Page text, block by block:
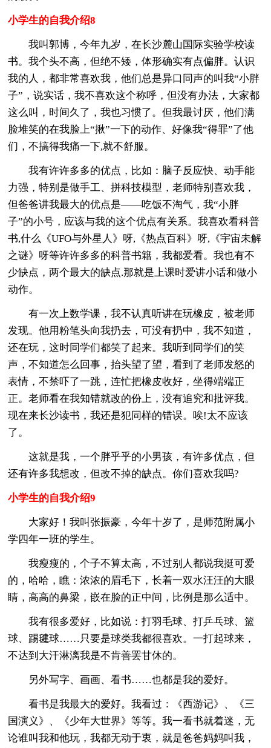
小学生的自我介绍8
我叫郭博，今年九岁，在长沙麓山国际实验学校读
书。我个头不高，但绝不矮，体形确实有点偏胖。认识
我的人，都非常喜欢我，他们总是异口同声的叫我“小胖
子”，说实话，我不喜欢这个称呼，但没有办法，大家都
这么叫，时间久了，我也习惯了。但我最讨厌，他们满
脸堆笑的在我脸上“揪”一下的动作、好像我“得罪”了他
们，不搞得我痛一下,就不舒服。
我有许许多多的优点，比如：脑子反应快、动手能
力强，特别是做手工、拼科技模型，老师特别喜欢我，
但爸爸讲我最大的优点是——吃饭不淘气，我“小胖
子”的小号，应该与我的这个优点有关系。我喜欢看科普
书,什么《UFO与外星人》呀,《热点百科》呀,《宇宙未解
之谜》呀等许许多多的科普书籍，我都爱看。我也有不
少缺点，两个最大的缺点.那就是上课时爱讲小话和做小
动作。
有一次上数学课，我不认真听讲在玩橡皮，被老师
发现。他用粉笔头向我扔去，可没有扔中，我不知道，
还在玩，这时同学们都笑了起来。我听到同学们的笑
声，不知道怎么回事，抬头望了望，看到了老师发怒的
表情，不禁吓了一跳，连忙把橡皮收好，坐得端端正
正。老师看在我知错就改的份上，没有追究和批评我。
现在来长沙读书，我还是犯同样的错误。唉!太不应该
了。
这就是我，一个胖乎乎的小男孩，有许多优点，但
还有许多我想改，但改不掉的缺点。你们喜欢我吗?
小学生的自我介绍9
大家好！我叫张振豪，今年十岁了，是师范附属小
学四年一班的学生。
我瘦瘦的，个子不算太高，不过别人都说我挺可爱
的，哈哈，瞧：浓浓的眉毛下，长着一双水汪汪的大眼
睛，高高的鼻梁，嵌在脸的正中间，比例是那么适中。
我有很多爱好，比如说：打羽毛球、打乒乓球、篮
球、踢毽球……只要是球类我都很喜欢。一打起球来，
不达到大汗淋漓我是不肯善罢甘休的。
另外写字、画画、看书……也都是我的爱好。
看书是我最大的爱好。我看过：《西游记》、《三
国演义》、《少年大世界》等等。我一看书就着迷，无
论谁叫我和他玩，我都无动于衷，就是爸爸妈妈叫我，